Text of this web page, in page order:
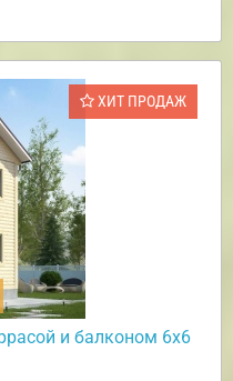
ХИТ ПРОДАЖ
и балконом 6х6